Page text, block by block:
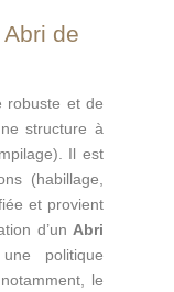
de
robuste et de
structure à
Il est
(habillage,
et provient
d’un Abri
politique
le